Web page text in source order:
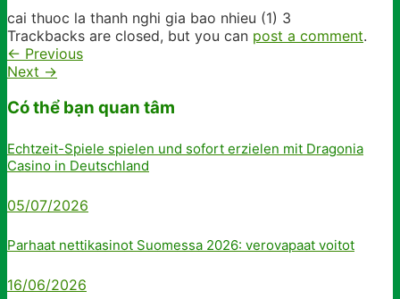
cai thuoc la thanh nghi gia bao nhieu (1) 3
Trackbacks are closed, but you can post a comment.
← Previous
Next →
Có thể bạn quan tâm
Echtzeit-Spiele spielen und sofort erzielen mit Dragonia
Casino in Deutschland
05/07/2026
Parhaat nettikasinot Suomessa 2026: verovapaat voitot
16/06/2026